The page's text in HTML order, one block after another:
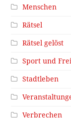
Menschen
Rätsel
Rätsel gelöst
Sport und
Stadtleben
Verbrechen